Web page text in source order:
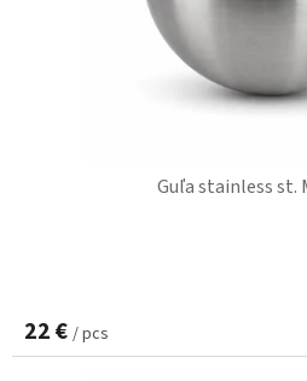
Guľa stainless st.
22 € / pcs